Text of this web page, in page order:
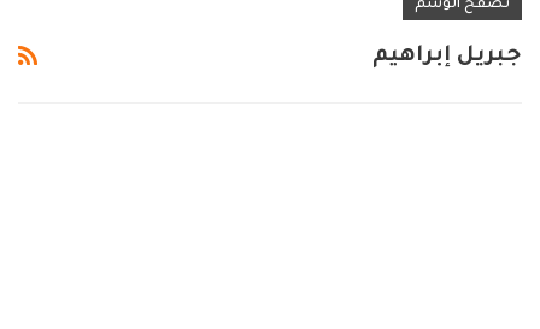
تصفح الوسم
جبريل إبراهيم